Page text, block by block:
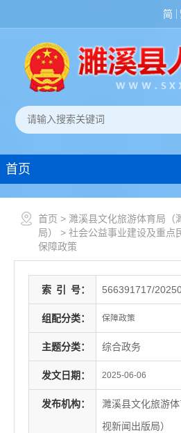
简
首页
首页 > 濉溪县文化旅游体育局（
局）
> 社会公益事业建设及重点
保障政策
索 引 号： 566391717/
组配分类： 保障政策
主题分类： 综合政务
发文日期： 2025-06-06
发布机构：
濉溪县文化旅游
视新闻出版局）